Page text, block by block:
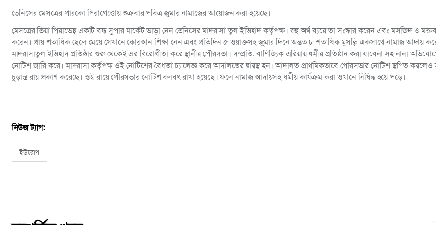
ভেনিসের মেসত্রের পারকো পিরাগেত্তোয় শুক্রবার পবিত্র জুমার নামাজের আয়োজন করা হয়েছে।
মেসত্রের ভিয়া পিয়াভেস্থ একটি বন্ধ সুপার মার্কেট ভাড়া নেন ভেনিসের মাদরাসা তুল ইত্তিহাদ কর্তৃপক্ষ। বহু অর্থ ব্যয়ে তা সংস্কার করেন এবং মসজিদ ও
করেন। প্রায় শতাধিক ছেলে মেয়ে সেখানে কোরআন শিক্ষা নেন এবং প্রতিদিন ৫ ওয়াক্তসহ জুমার দিনে অন্তত ৮ শতাধিক মুসল্লি একসাথে নামাজ আদায়
মাদরাসাতুল ইত্তিহাদ প্রতিষ্ঠার শুরু থেকেই এর বিরোধীতা করে স্থানীয় পৌরসভা। সম্প্রতি, বাণিজ্যিক এরিয়ায় ধর্মীয় প্রতিষ্ঠান করা যাবেনা সহ নানা
নোটিশ জারি করে। মাদরাসা কর্তৃপক্ষ ওই নোটিশের বৈধতা চ্যালেজ্ঞ করে আদালতের দ্বারস্থ হন। আদালত প্রাথমিকভাবে পৌরসভার নোটিশ স্থগিত করলেও
চুড়ান্ত রায় প্রকাশ করেছে। ওই রায়ে পৌরসভার নোটিশ বলবৎ রাখা হয়েছে। ফলে নামাজ আদায়সহ ধর্মীয় কার্যক্রম করা ওখানে নিষিদ্ধ হয়ে পড়ে।
নিউজ ট্যাগ:
ইউরোপ